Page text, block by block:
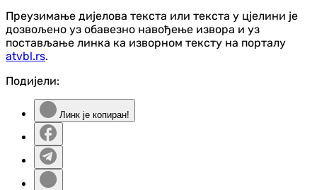
Преузимање дијелова текста или текста у цјелини је
дозвољено уз обавезно навођење извора и уз
постављање линка ка изворном тексту на порталу
atvbl.rs.
Подијели:
Линк је копиран!